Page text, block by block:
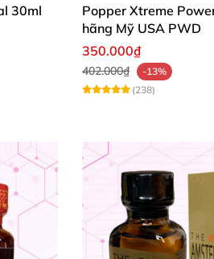
30ml
Popper Xtreme
hãng Mỹ USA PWD
350.000₫
402.000₫
-13%
(238)